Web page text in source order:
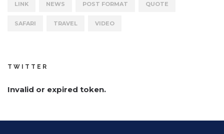
LINK NEWS POST FORMAT QUOTE
SAFARI TRAVEL VIDEO
TWITTER
Invalid or expired token.